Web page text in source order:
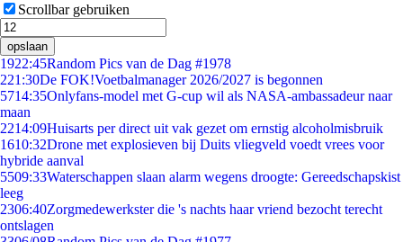
Scrollbar gebruiken
opslaan
1922:45Random Pics van de Dag #1978
221:30De FOK!Voetbalmanager 2026/2027 is begonnen
5714:35Onlyfans-model met G-cup wil als NASA-ambassadeur naar
maan
2214:09Huisarts per direct uit vak gezet om ernstig alcoholmisbruik
1610:32Drone met explosieven bij Duits vliegveld voedt vrees voor
hybride aanval
5509:33Waterschappen slaan alarm wegens droogte: Gereedschapskist
leeg
2306:40Zorgmedewerkster die 's nachts haar vriend bezocht terecht
ontslagen